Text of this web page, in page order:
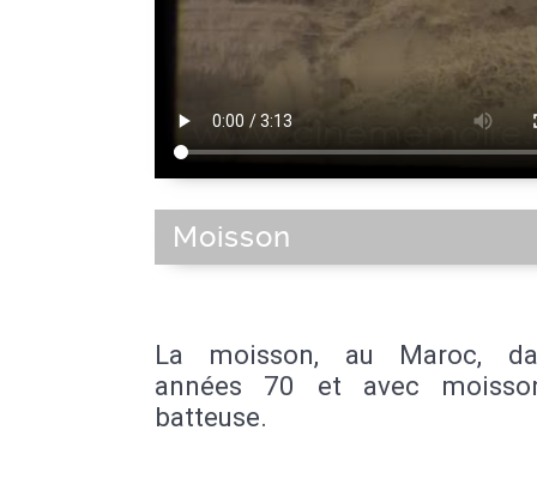
Moisson
La moisson, au Maroc,
années 70 et avec
batteuse.